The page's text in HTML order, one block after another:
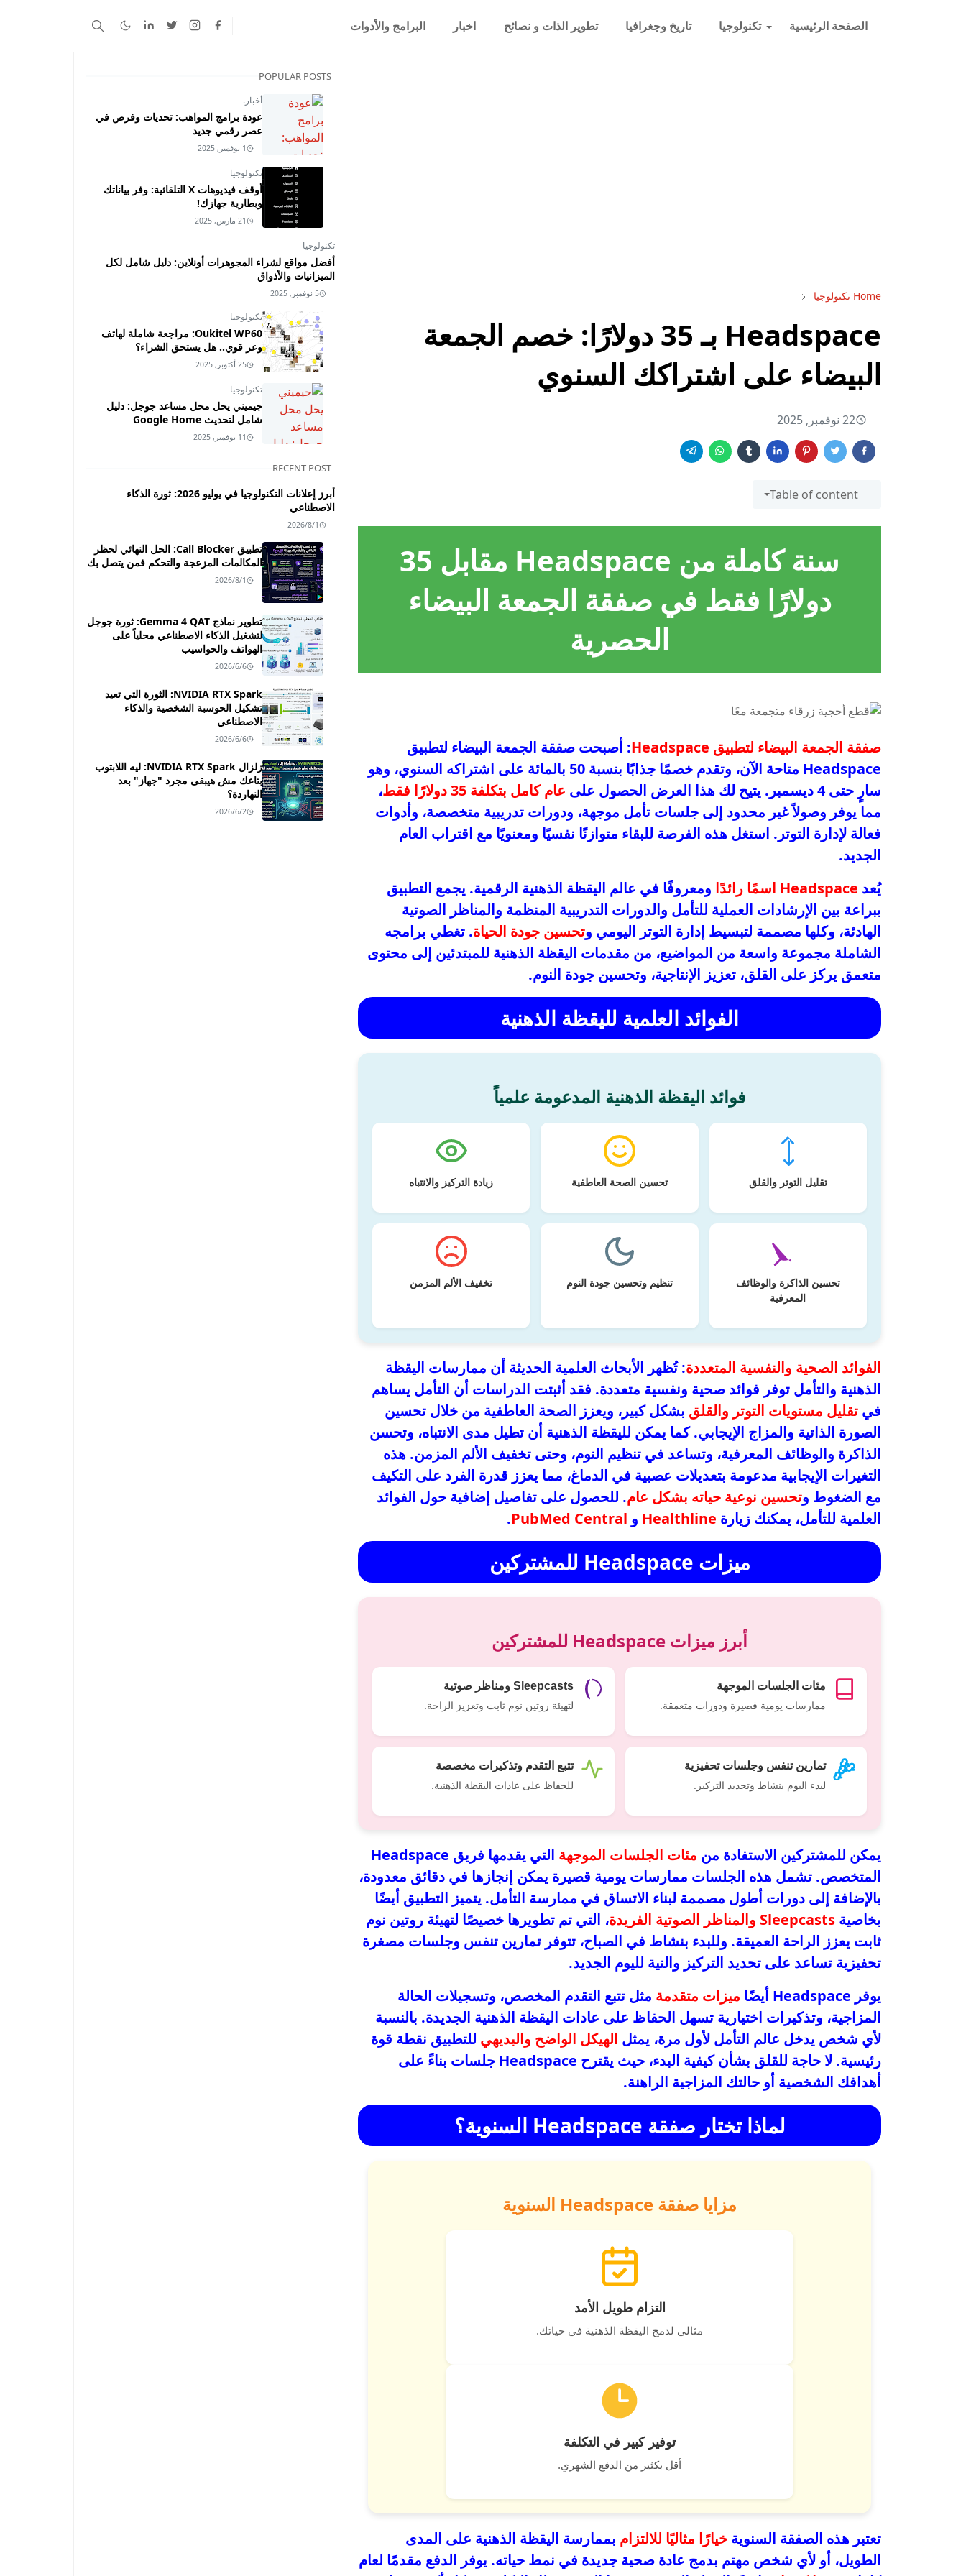
الصفحة الرئيسية تكنولوجيا تاريخ وجغرافيا تطوير الذات و نصائح اخبار البرامج والأدوات
Home تكنولوجيا
Headspace بـ 35 دولارًا: خصم الجمعة
البيضاء على اشتراكك السنوي
22 نوفمبر, 2025
Table of content
سنة كاملة من Headspace مقابل 35
دولارًا فقط في صفقة الجمعة البيضاء
الحصرية
صفقة الجمعة البيضاء لتطبيق Headspace
: أصبحت صفقة الجمعة البيضاء لتطبيق
Headspace متاحة الآن، وتقدم خصمًا جذابًا بنسبة 50 بالمائة على اشتراكه السنوي، وهو
سارٍ حتى 4 ديسمبر. يتيح لك هذا العرض الحصول على
عام كامل بتكلفة 35 دولارًا فقط
،
مما يوفر وصولاً غير محدود إلى جلسات تأمل موجهة، ودورات تدريبية متخصصة، وأدوات
فعالة لإدارة التوتر. استغل هذه الفرصة للبقاء متوازنًا نفسيًا ومعنويًا مع اقتراب العام
الجديد.
يُعد Headspace اسمًا رائدًا
ومعروفًا في عالم اليقظة الذهنية الرقمية. يجمع التطبيق
ببراعة بين الإرشادات العملية للتأمل والدورات التدريبية المنظمة والمناظر الصوتية
الهادئة، وكلها مصممة لتبسيط إدارة التوتر اليومي وتحسين جودة الحياة. تغطي برامجه
الشاملة مجموعة واسعة من المواضيع، من مقدمات اليقظة الذهنية للمبتدئين إلى محتوى
متعمق يركز على القلق، تعزيز الإنتاجية، وتحسين جودة النوم.
الفوائد العلمية لليقظة الذهنية
فوائد اليقظة الذهنية المدعومة علمياً
تقليل التوتر والقلق تحسين الصحة العاطفية زيادة التركيز والانتباه
تحسين الذاكرة والوظائف
المعرفية
تنظيم وتحسين جودة النوم تخفيف الألم المزمن
الفوائد الصحية والنفسية المتعددة: تُظهر الأبحاث العلمية الحديثة أن ممارسات اليقظة
الذهنية والتأمل توفر فوائد صحية ونفسية متعددة. فقد أثبتت الدراسات أن التأمل يساهم
في تقليل مستويات التوتر والقلق بشكل كبير، ويعزز الصحة العاطفية من خلال تحسين
الصورة الذاتية والمزاج الإيجابي. كما يمكن لليقظة الذهنية أن تطيل مدى الانتباه، وتحسن
الذاكرة والوظائف المعرفية، وتساعد في تنظيم النوم، وحتى تخفيف الألم المزمن. هذه
التغيرات الإيجابية مدعومة بتعديلات عصبية في الدماغ، مما يعزز قدرة الفرد على التكيف
مع الضغوط وتحسين نوعية حياته بشكل عام. للحصول على تفاصيل إضافية حول الفوائد
العلمية للتأمل، يمكنك زيارة Healthline و PubMed Central
.
ميزات Headspace للمشتركين
أبرز ميزات Headspace للمشتركين
مئات الجلسات الموجهة
ممارسات يومية قصيرة ودورات متعمقة.
Sleepcasts ومناظر صوتية
لتهيئة روتين نوم ثابت وتعزيز الراحة.
تمارين تنفس وجلسات تحفيزية
لبدء اليوم بنشاط وتحديد التركيز.
تتبع التقدم وتذكيرات مخصصة
للحفاظ على عادات اليقظة الذهنية.
يمكن للمشتركين الاستفادة من مئات الجلسات الموجهة
التي يقدمها فريق Headspace
المتخصص. تشمل هذه الجلسات ممارسات يومية قصيرة يمكن إنجازها في دقائق معدودة،
بالإضافة إلى دورات أطول مصممة لبناء الاتساق في ممارسة التأمل. يتميز التطبيق أيضًا
بخاصية Sleepcasts والمناظر الصوتية الفريدة
، التي تم تطويرها خصيصًا لتهيئة روتين نوم
ثابت يعزز الراحة العميقة. وللبدء بنشاط في الصباح، تتوفر تمارين تنفس وجلسات مصغرة
تحفيزية تساعد على تحديد التركيز والنية لليوم الجديد.
يوفر Headspace أيضًا
ميزات متقدمة مثل تتبع التقدم المخصص، وتسجيلات الحالة
المزاجية، وتذكيرات اختيارية تسهل الحفاظ على عادات اليقظة الذهنية الجديدة. بالنسبة
لأي شخص يدخل عالم التأمل لأول مرة، يمثل الهيكل الواضح والبديهي للتطبيق نقطة قوة
رئيسية. لا حاجة للقلق بشأن كيفية البدء، حيث يقترح Headspace جلسات بناءً على
أهدافك الشخصية أو حالتك المزاجية الراهنة.
لماذا تختار صفقة Headspace السنوية؟
مزايا صفقة Headspace السنوية
التزام طويل الأمد
مثالي لدمج اليقظة الذهنية في حياتك.
توفير كبير في التكلفة
أقل بكثير من الدفع الشهري.
تعتبر هذه الصفقة السنوية خيارًا مثاليًا للالتزام بممارسة اليقظة الذهنية على المدى
الطويل، أو لأي شخص مهتم بدمج عادة صحية جديدة في نمط حياته. يوفر الدفع مقدمًا لعام
POPULAR POSTS
أخبار.
عودة برامج المواهب: تحديات وفرص في
عصر رقمي جديد
1 نوفمبر, 2025
تكنولوجيا
أوقف فيديوهات X التلقائية: وفر بياناتك
وبطارية جهازك!
21 مارس, 2025
تكنولوجيا
أفضل مواقع لشراء المجوهرات أونلاين: دليل شامل لكل
الميزانيات والأذواق
5 نوفمبر, 2025
تكنولوجيا
Oukitel WP60: مراجعة شاملة لهاتف
وعر قوي.. هل يستحق الشراء؟
25 أكتوبر, 2025
تكنولوجيا
جيميني يحل محل مساعد جوجل: دليل
شامل لتحديث Google Home
11 نوفمبر, 2025
RECENT POST
أبرز إعلانات التكنولوجيا في يوليو 2026: ثورة الذكاء
الاصطناعي
2026/8/1
تطبيق Call Blocker: الحل النهائي لحظر
المكالمات المزعجة والتحكم فمن يتصل بك
2026/8/1
تطوير نماذج Gemma 4 QAT: ثورة جوجل
لتشغيل الذكاء الاصطناعي محلياً على
الهواتف والحواسيب
2026/6/6
NVIDIA RTX Spark: الثورة التي تعيد
تشكيل الحوسبة الشخصية والذكاء
الاصطناعي
2026/6/6
زلزال NVIDIA RTX Spark: ليه اللابتوب
بتاعك مش هيبقى مجرد "جهاز" بعد
النهاردة؟
2026/6/2